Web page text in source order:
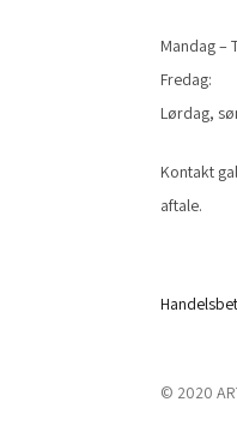
Mandag –
Lørdag,
Kontakt
aftale.
© 2020